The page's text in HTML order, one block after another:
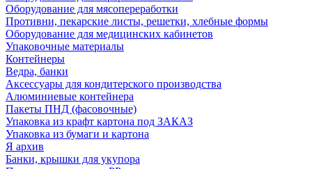
Оборудование для мясопереработки
Противни, пекарские листы, решетки, хлебные формы
Оборудование для медицинских кабинетов
Упаковочные материалы
Контейнеры
Ведра, банки
Аксессуары для кондитерского производства
Алюминиевые контейнера
Пакеты ПНД (фасовочные)
Упаковка из крафт картона под ЗАКАЗ
Упаковка из бумаги и картона
Я архив
Банки, крышки для укупора